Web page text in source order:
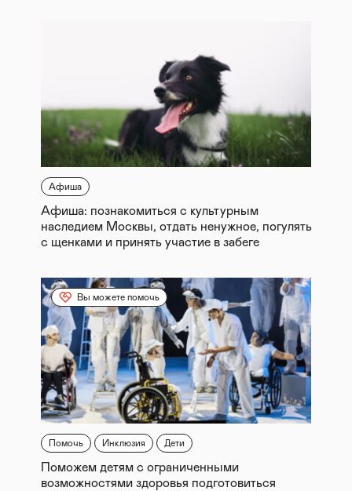
Афиша
Афиша: познакомиться с культурным
наследием Москвы, отдать ненужное, погулять
с щенками и принять участие в забеге
Вы можете помочь
Помочь Инклюзия Дети
Поможем детям с ограниченными
возможностями здоровья подготовиться